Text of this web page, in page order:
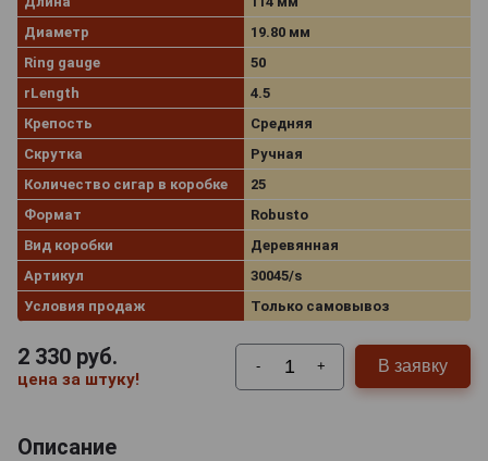
Диаметр
19.80 мм
Ring gauge
50
rLength
4.5
Крепость
Средняя
Скрутка
Ручная
Количество сигар в коробке
25
Формат
Robusto
Вид коробки
Деревянная
Артикул
30045/s
Условия продаж
Только самовывоз
2 330 руб.
цена за штуку!
- + В заявку
Описание